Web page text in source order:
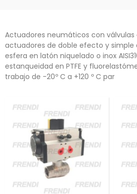
Actuadores neumáticos con válvulas
actuadores de doble efecto y simple
esfera en latón niquelado o inox
estanqueidad en PTFE y
trabajo de -20º C a +120 º C par